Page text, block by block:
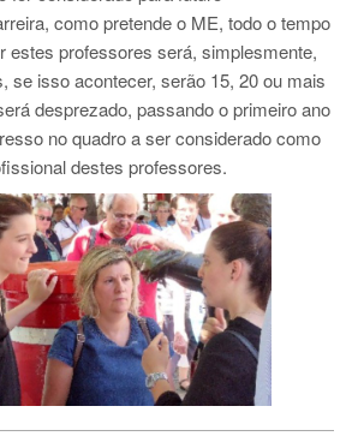
como pretende o ME, todo o tempo
estes professores será, simplesmente,
se isso acontecer, serão 15, 20 ou mais
desprezado, passando o primeiro ano
no quadro a ser considerado como
destes professores.